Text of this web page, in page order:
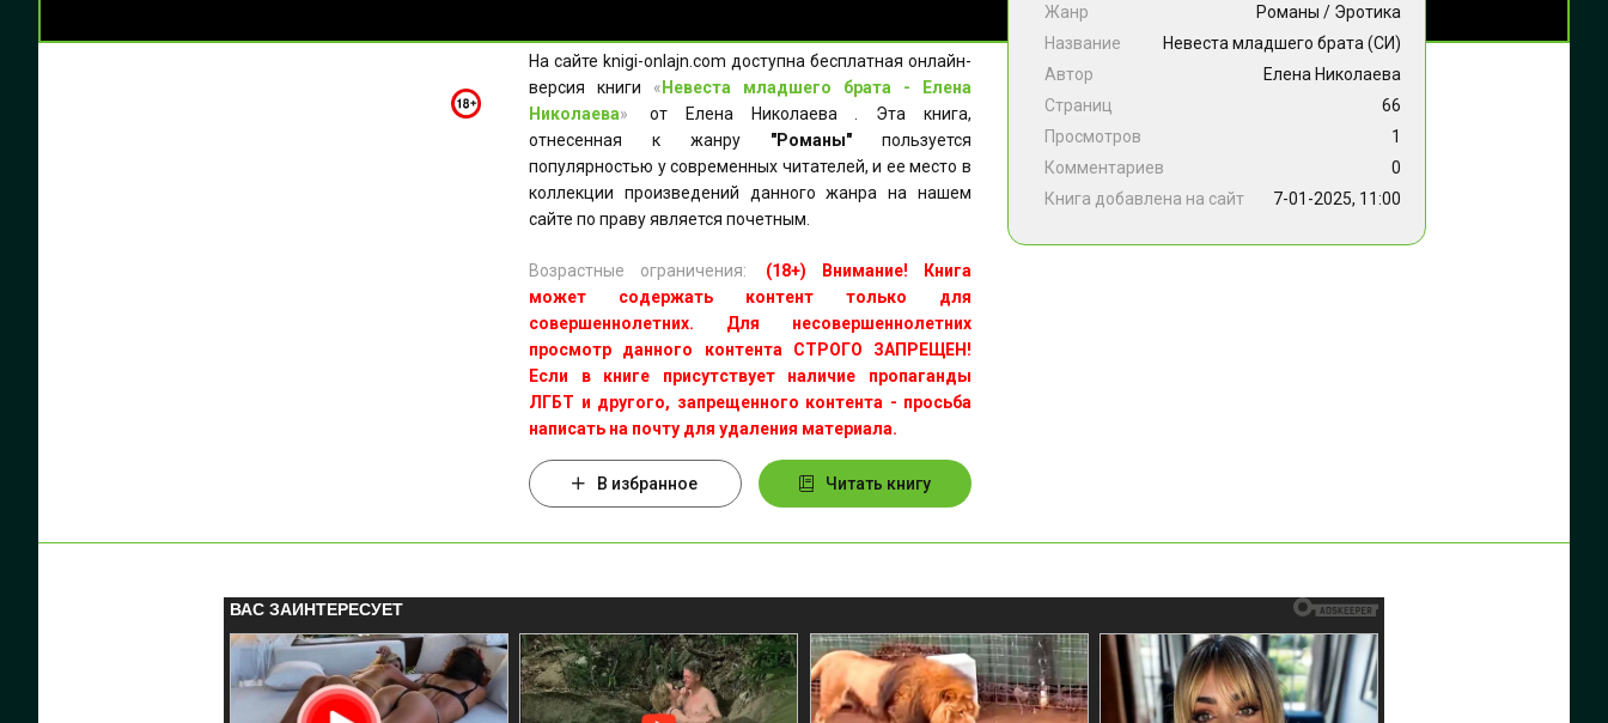
На сайте knigi-onlajn.com доступна бесплатная онлайн-
версия книги « Невеста младшего брата - Елена
Николаева»
от Елена Николаева . Эта книга,
отнесенная к жанру "Романы" пользуется
популярностью у современных читателей, и ее место в
коллекции произведений данного жанра на нашем
сайте по праву является почетным.
Возрастные ограничения:
(18+) Внимание! Книга
может содержать контент только для
совершеннолетних. Для несовершеннолетних
просмотр данного контента СТРОГО ЗАПРЕЩЕН!
Если в книге присутствует наличие пропаганды
ЛГБТ и другого, запрещенного контента - просьба
написать на почту для удаления материала.
В избранное Читать книгу
Жанр Романы / Эротика
Название
Невеста младшего брата (СИ)
Автор
Елена Николаева
Страниц
66
Просмотров
1
Комментариев
0
Книга добавлена на сайт
7-01-2025, 11:00